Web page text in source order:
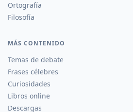
Ortografía
Filosofía
MÁS CONTENIDO
Temas de debate
Frases célebres
Curiosidades
Libros online
Descargas